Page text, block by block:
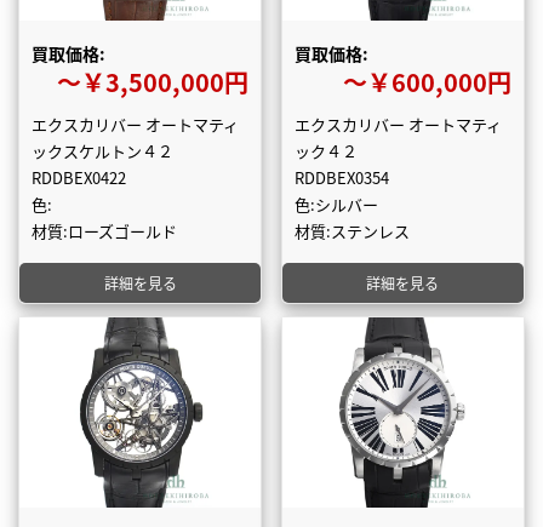
買取価格:
〜￥3,500,000円
エクスカリバー オートマティ
ックスケルトン４２
RDDBEX0422
色:
材質:ローズゴールド
詳細を見る
買取価格:
〜￥600,000円
エクスカリバー オートマティ
ック４２
RDDBEX0354
色:シルバー
材質:ステンレス
詳細を見る